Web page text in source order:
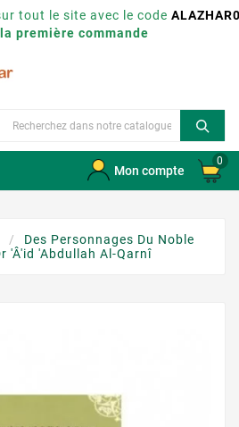
tout le site avec le code
première commande
Mon compte
0
Des Personnages Du Noble
'Â'id 'Abdullah Al-Qarnî